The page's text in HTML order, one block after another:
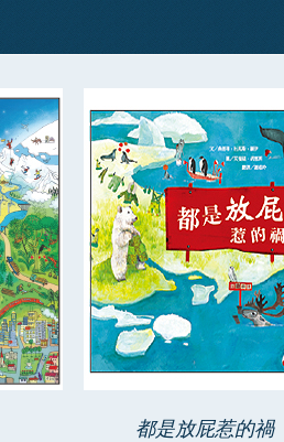
都是放屁惹的禍